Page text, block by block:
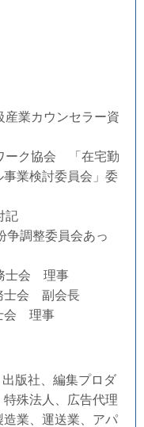
業カウンセラー資
ーク協会 「在宅勤
業検討委員会」委
記
調整委員会あっ
士会 理事
士会 副会長
会 理事
版社、編集プロダ
殊法人、広告代理
業、運送業、アパ